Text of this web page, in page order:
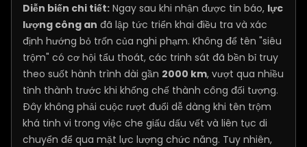
Diễn biến chi tiết: Ngay sau khi nhận được tin báo, lực
lượng công an đã lập tức triển khai điều tra và xác
định hướng bỏ trốn của nghi phạm. Không để tên "siêu
trộm" có cơ hội tẩu thoát, các trinh sát đã bền bỉ truy
theo suốt hành trình dài gần 2000 km, vượt qua nhiều
tỉnh thành trước khi khống chế thành công đối tượng.
Đây không phải cuộc rượt đuổi dễ dàng khi tên trộm
khá tinh vi trong việc che giấu dấu vết và liên tục di
chuyển để qua mặt lực lượng chức năng. Tuy nhiên,